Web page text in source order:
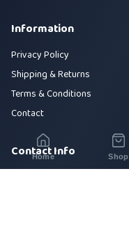
Information
Privacy Policy
Shipping & Returns
Terms & Conditions
Contact
Contact Info
Home Shop